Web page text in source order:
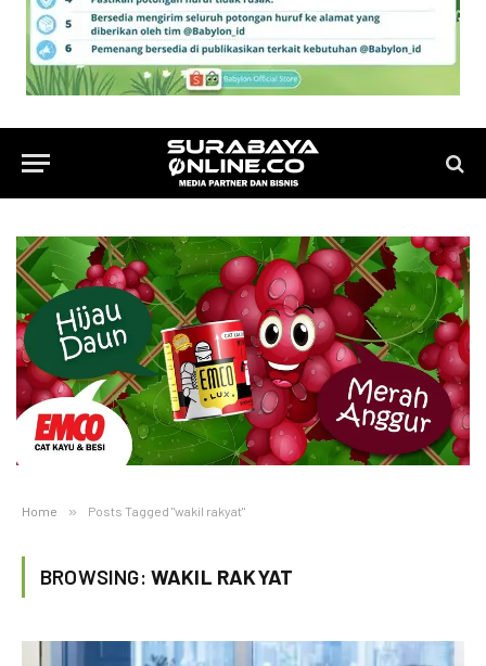
Home » Posts Tagged "wakil rakyat"
BROWSING: WAKIL RAKYAT